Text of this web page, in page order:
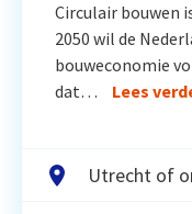
Circulair bouwen
2050 wil de
bouweconomie
dat…
Lees
Utrecht of